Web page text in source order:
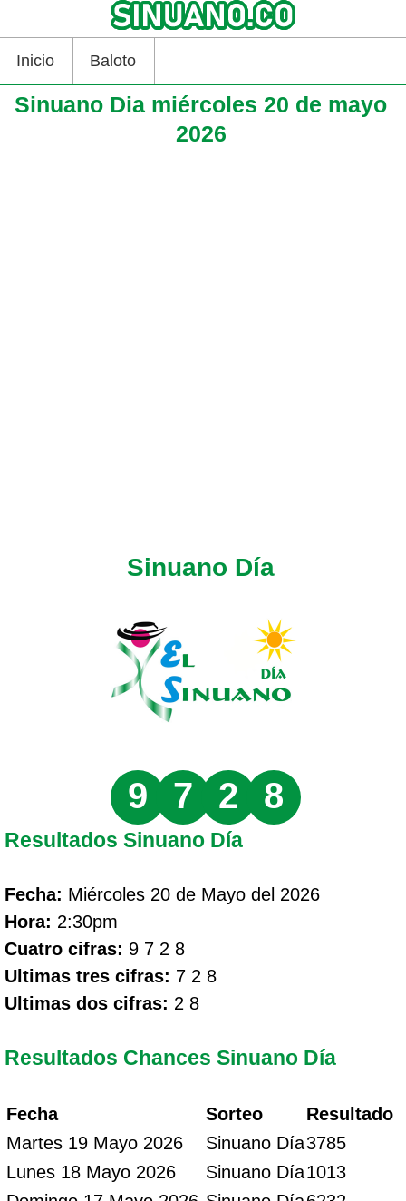
Inicio Baloto
Sinuano Dia miércoles 20 de mayo
2026
Sinuano Día
9 7 2 8
Resultados Sinuano Día
Fecha: Miércoles 20 de Mayo del 2026
Hora: 2:30pm
Cuatro cifras: 9 7 2 8
Ultimas tres cifras: 7 2 8
Ultimas dos cifras: 2 8
Resultados Chances Sinuano Día
Fecha Sorteo
Resultado
Martes 19 Mayo 2026
Sinuano Día3785
Lunes 18 Mayo 2026
Sinuano Día1013